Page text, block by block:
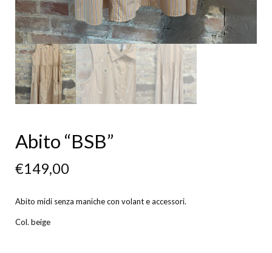
Abito “BSB”
€149,00
Abito midi senza maniche con volant e accessori.
Col. beige